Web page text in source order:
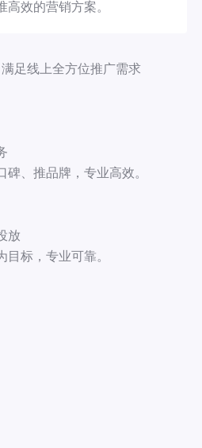
高效的营销方案。
足线上全方位推广需求
、推品牌，专业高效。
放
标，专业可靠。